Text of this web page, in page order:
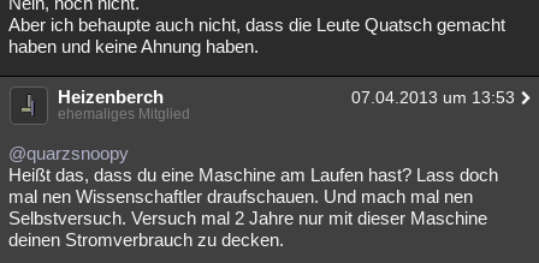
Aber ich behaupte auch nicht, dass die Leute Quatsch gemacht
haben und keine Ahnung haben.
Heizenberch 07.04.2013 um 13:53
ehemaliges Mitglied
@quarzsnoopy
Heißt das, dass du eine Maschine am Laufen hast? Lass doch
mal nen Wissenschaftler draufschauen. Und mach mal nen
Selbstversuch. Versuch mal 2 Jahre nur mit dieser Maschine
deinen Stromverbrauch zu decken.